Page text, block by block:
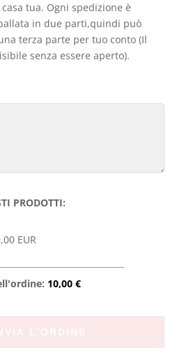
tua. Ogni spedizione è
in due parti,quindi può
terza parte per tuo conto (Il
senza essere aperto).
PRODOTTI:
EUR
10,00 €